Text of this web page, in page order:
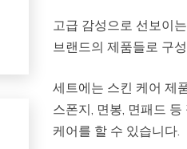
고급 감성으로 선보이
브랜드의 제품들로 구
세트에는 스킨 케어 제
스폰지, 면봉, 면패드
케어를 할 수 있습니다.